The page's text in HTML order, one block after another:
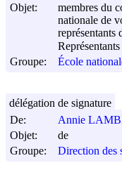
Objet:
membres du
nationale de
représentants
Groupe:
École
De:
Annie
Objet:
de
Groupe:
Direction des
délégation de signature